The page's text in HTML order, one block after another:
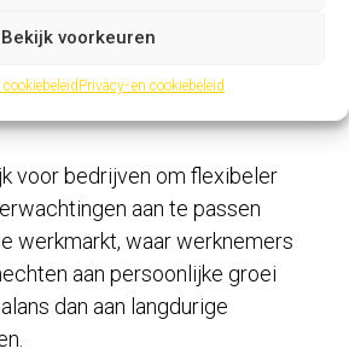
Bekijk voorkeuren
Privacy- en cookiebeleid
blijven, maar de realiteit
vaker van baan
voor bedrijven om flexibeler
aan te passen
werkmarkt, waar werknemers
aan persoonlijke groei
dan aan langdurige